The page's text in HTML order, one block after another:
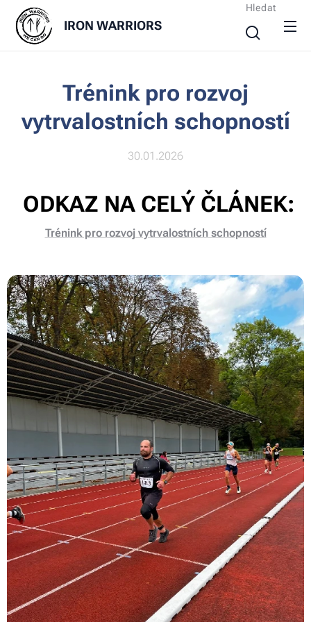
IRON WARRIORS
Hledat
Trénink pro rozvoj
vytrvalostních schopností
30.01.2026
ODKAZ NA CELÝ ČLÁNEK:
Trénink pro rozvoj vytrvalostních schopností